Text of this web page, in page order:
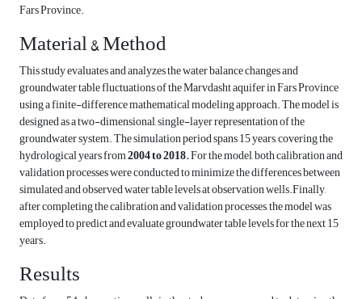
Fars Province.
Material & Method
This study evaluates and analyzes the water balance changes and
groundwater table fluctuations of the Marvdasht aquifer in Fars Province
using a finite-difference mathematical modeling approach. The model is
designed as a two-dimensional, single-layer representation of the
groundwater system. The simulation period spans 15 years, covering the
hydrological years from2004 to 2018.For the model, both calibration and
validation processes were conducted to minimize the differences between
simulated and observed water table levels at observation wells.Finally,
after completing the calibration and validation processes, the model was
employed to predict and evaluate groundwater table levels for the next 15
years.
Results